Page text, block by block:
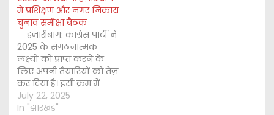
में प्रशिक्षण और नगर निकाय
चुनाव समीक्षा बैठक
हज़ारीबाग: कांग्रेस पार्टी ने
2025 के संगठनात्मक
लक्ष्यों को प्राप्त करने के
लिए अपनी तैयारियों को तेज़
कर दिया है। इसी क्रम में
सोमवार को हज़ारीबाग के
कार्मल स्कूल चौक स्थित
July 22, 2025
In "झारखंड"